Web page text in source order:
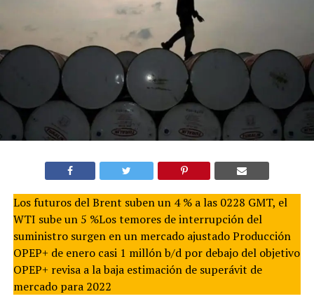
Los futuros del Brent suben un 4 % a las 0228 GMT, el
WTI sube un 5 %Los temores de interrupción del
suministro surgen en un mercado ajustado Producción
OPEP+ de enero casi 1 millón b/d por debajo del objetivo
OPEP+ revisa a la baja estimación de superávit de
mercado para 2022